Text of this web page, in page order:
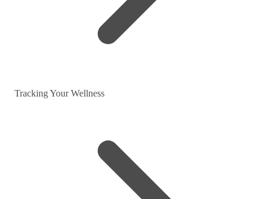
Tracking Your Wellness